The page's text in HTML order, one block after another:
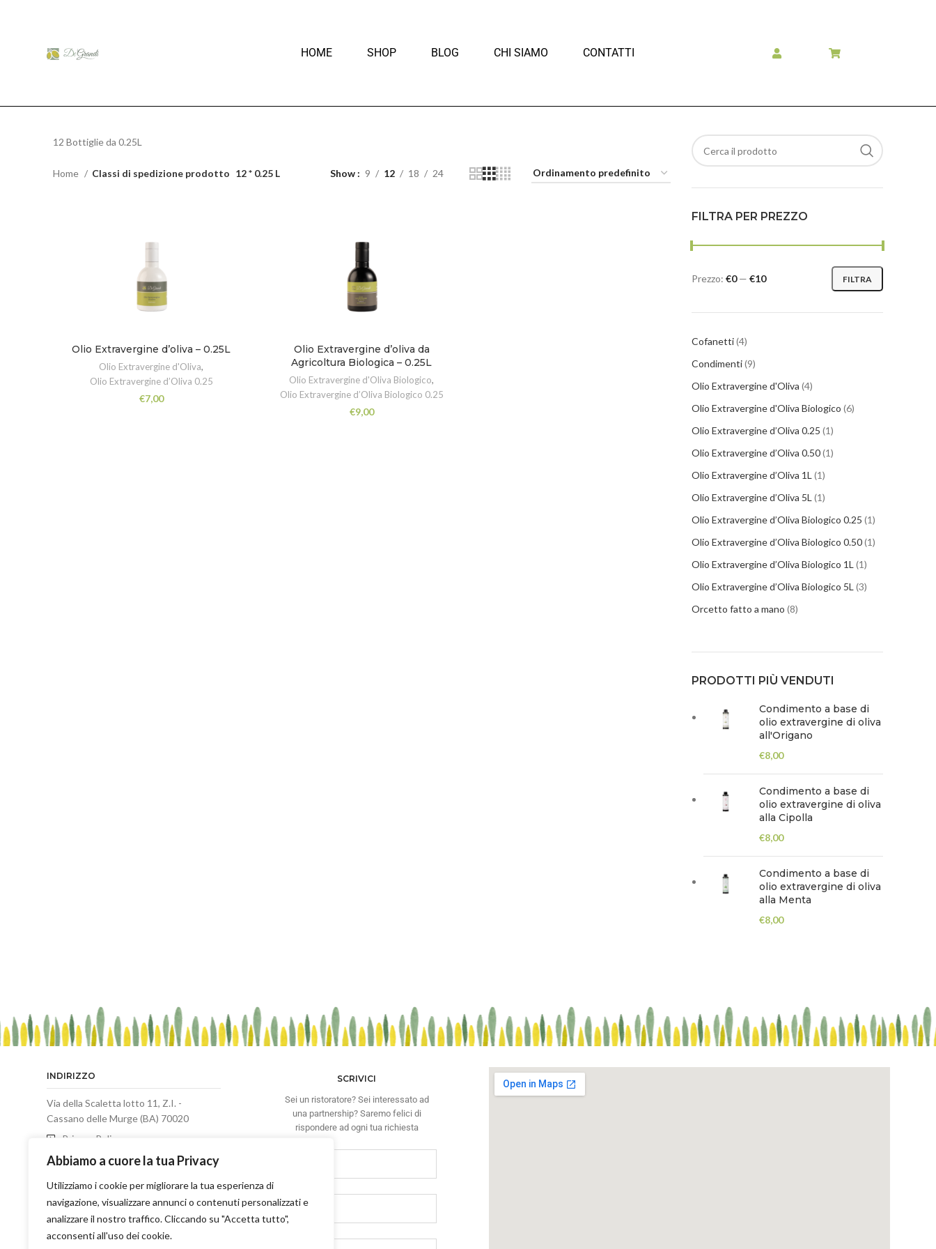
Abbiamo a cuore la tua Privacy
Utilizziamo i cookie per migliorare la tua esperienza di
navigazione, visualizzare annunci o contenuti personalizzati e
analizzare il nostro traffico. Cliccando su "Accetta tutto",
acconsenti all'uso dei cookie.
HOME SHOP BLOG CHI SIAMO CONTATTI
FILTRA PER PREZZO
FILTRA
Prezzo: €0— €10
Cofanetti 4
Condimenti 9
Olio Extravergine d'Oliva 4
Olio Extravergine d'Oliva Biologico 6
Olio Extravergine d’Oliva 0.25 1
Olio Extravergine d’Oliva 0.50 1
Olio Extravergine d’Oliva 1L 1
Olio Extravergine d’Oliva 5L 1
Olio Extravergine d’Oliva Biologico 0.25 1
Olio Extravergine d’Oliva Biologico 0.50 1
Olio Extravergine d’Oliva Biologico 1L 1
Olio Extravergine d’Oliva Biologico 5L 3
Orcetto fatto a mano 8
PRODOTTI PIÙ VENDUTI
Condimento a base di
olio extravergine di oliva
all'Origano
€8,00
Condimento a base di
olio extravergine di oliva
alla Cipolla
€8,00
Condimento a base di
olio extravergine di oliva
alla Menta
€8,00
12 Bottiglie da 0.25L
Home Classi di spedizione prodotto 12 * 0.25 L Show 9 12 18 24
Olio Extravergine d’oliva – 0.25L
Olio Extravergine d'Oliva,
Olio Extravergine d’Oliva 0.25
€7,00
Olio Extravergine d’oliva da
Agricoltura Biologica – 0.25L
Olio Extravergine d'Oliva Biologico,
Olio Extravergine d’Oliva Biologico 0.25
€9,00
INDIRIZZO
Via della Scaletta lotto 11, Z.I. -
Cassano delle Murge (BA) 70020
Privacy Policy
Termini e Condizioni di Vendita
Cookie Policy
TELEFONO
+39 080 775866
SCRIVICI
Sei un ristoratore? Sei interessato ad
una partnership? Saremo felici di
rispondere ad ogni tua richiesta